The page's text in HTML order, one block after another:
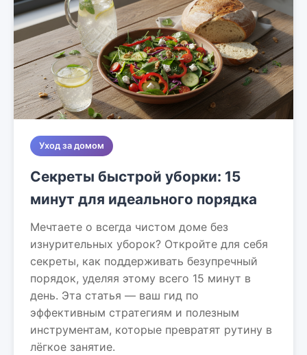
Уход за домом
Секреты быстрой уборки: 15
минут для идеального порядка
Мечтаете о всегда чистом доме без
изнурительных уборок? Откройте для себя
секреты, как поддерживать безупречный
порядок, уделяя этому всего 15 минут в
день. Эта статья — ваш гид по
эффективным стратегиям и полезным
инструментам, которые превратят рутину в
лёгкое занятие.